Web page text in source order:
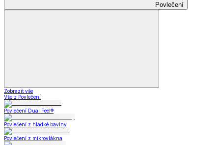
Povlečení
Zobrazit vše
Vše z Povlečení
Povlečení Dual Feel®
Povlečení z hladké bavlny
Povlečení z mikrovlákna